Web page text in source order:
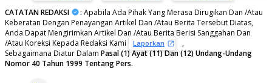
CATATAN REDAKSI : Apabila Ada Pihak Yang Merasa Dirugikan Dan /Atau
Keberatan Dengan Penayangan Artikel Dan /Atau Berita Tersebut Diatas,
Anda Dapat Mengirimkan Artikel Dan /Atau Berita Berisi Sanggahan Dan
/Atau Koreksi Kepada Redaksi Kami
Laporkan
,
Sebagaimana Diatur Dalam Pasal (1) Ayat (11) Dan (12) Undang-Undang
Nomor 40 Tahun 1999 Tentang Pers.